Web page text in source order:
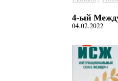
4-ый
04.02.2022